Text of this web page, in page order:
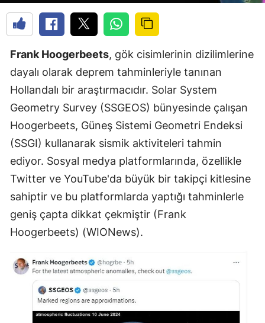
Frank Hoogerbeets, gök cisimlerinin dizilimlerine
dayalı olarak deprem tahminleriyle tanınan
Hollandalı bir araştırmacıdır. Solar System
Geometry Survey (SSGEOS) bünyesinde çalışan
Hoogerbeets, Güneş Sistemi Geometri Endeksi
(SSGI) kullanarak sismik aktiviteleri tahmin
ediyor. Sosyal medya platformlarında, özellikle
Twitter ve YouTube'da büyük bir takipçi kitlesine
sahiptir ve bu platformlarda yaptığı tahminlerle
geniş çapta dikkat çekmiştir​ (Frank
Hoogerbeets)​​ (WIONews)​.